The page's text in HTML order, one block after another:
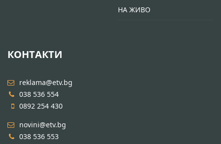
НА ЖИВО
КОНТАКТИ
reklama@etv.bg
038 536 554
0892 254 430
novini@etv.bg
038 536 553